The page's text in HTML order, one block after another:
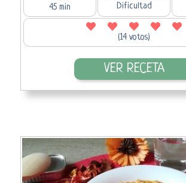
45 min Dificultad
(14 votos)
VER RECETA